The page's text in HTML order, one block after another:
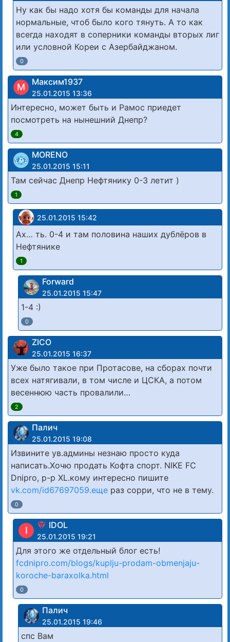
Ну как бы надо хотя бы команды для начала
нормальные, чтоб было кого тянуть. А то как
всегда находят в соперники команды вторых лиг
или условной Кореи с Азербайджаном.
0
М Максим1937
25.01.2015 13:36
Интересно, может быть и Рамос приедет
посмотреть на нынешний Днепр?
4
MORENO
25.01.2015 15:11
Там сейчас Днепр Нефтянику 0-3 летит )
1
25.01.2015 15:42
Ах… ть. 0-4 и там половина наших дублёров в
Нефтянике
1
Forward
25.01.2015 15:47
1-4 :)
0
ZICO
25.01.2015 16:37
Уже было такое при Протасове, на сборах почти
всех натягивали, в том числе и ЦСКА, а потом
весеннюю часть провалили…
2
Палич
25.01.2015 19:08
Извините ув.админы незнаю просто куда
написать.Хочю продать Кофта спорт. NIKE FC
Dnipro, р-р XL.кому интересно пишите
vk.com/id67697059.еще раз сорри, что не в тему.
0
I IDOL
25.01.2015 19:21
Для этого же отдельный блог есть!
fcdnipro.com/blogs/kuplju-prodam-obmenjaju-
koroche-baraxolka.html
0
Палич
25.01.2015 19:46
спс Вам